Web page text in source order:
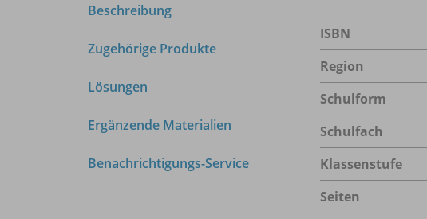
Beschreibung
Zugehörige Produkte
Lösungen
Ergänzende Materialien
Benachrichtigungs-Service
ISBN
Region
Schulform
Schulfach
Klassenstufe
Seiten